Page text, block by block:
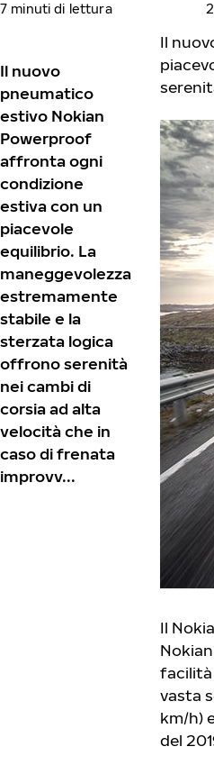
7 minuti di lettura
Il nuovo
pneumatico
estivo Nokian
Powerproof
affronta ogni
condizione
estiva con un
piacevole
equilibrio. La
maneggevolezza
estremamente
stabile e la
sterzata logica
offrono serenità
nei cambi di
corsia ad alta
velocità che in
caso di frenata
improvv...
Il
Il
facilità
vasta
km/h)
del